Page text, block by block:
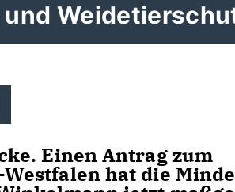
Einen Antrag zum
hat die